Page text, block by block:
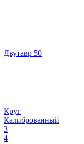
Двутавр 50
Круг
Калиброванный
3
4